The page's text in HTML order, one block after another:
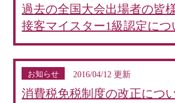
過去の全国大会出場者の皆
接客マイスター1級認定につ
お知らせ 2016/04/12 更新
消費税免税制度の改正につ